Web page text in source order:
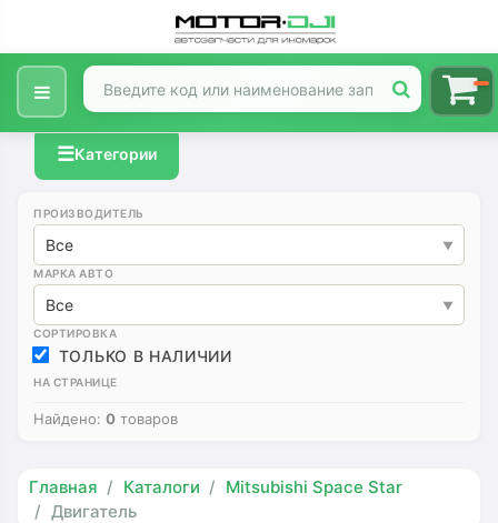
☰Категории
ПРОИЗВОДИТЕЛЬ
Все
МАРКА АВТО
Все
СОРТИРОВКА
ТОЛЬКО В НАЛИЧИИ
НА СТРАНИЦЕ
Найдено: 0 товаров
Главная Каталоги
Mitsubishi Space Star
Двигатель